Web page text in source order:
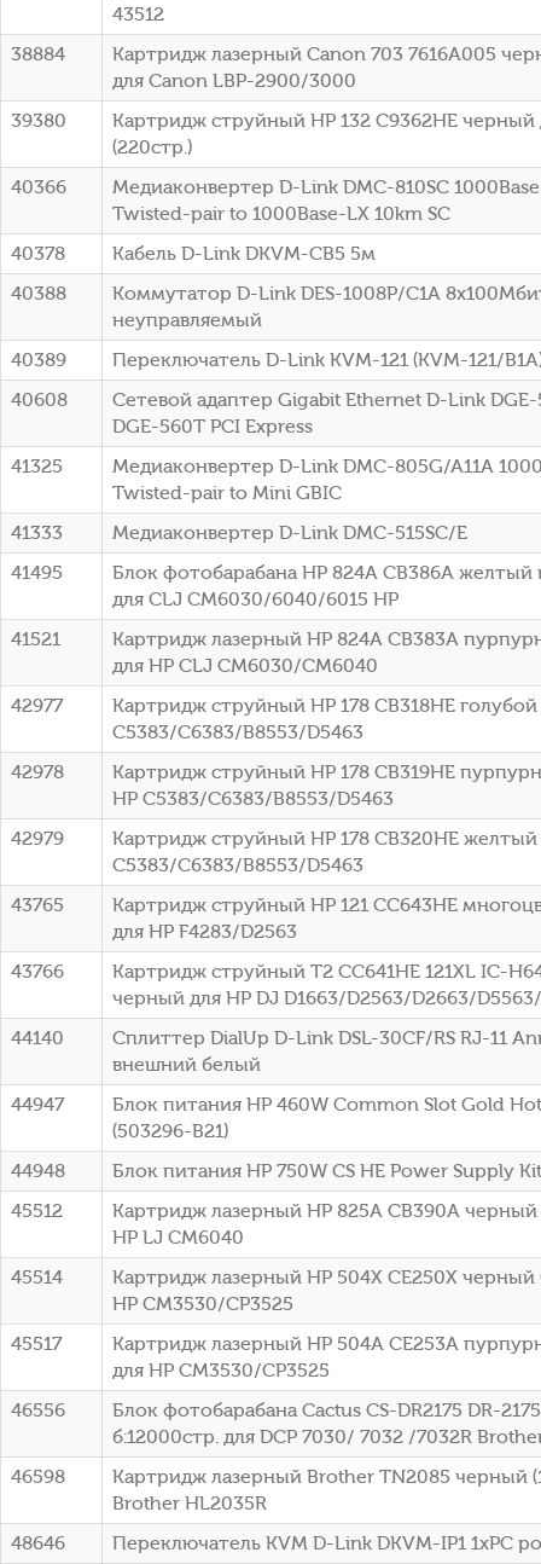
43512
38884
Картридж лазерный Canon 703 7616A005
для Canon LBP-2900/3000
39380
Картридж струйный HP 132 C9362HE черный
(220стр.)
40366
Медиаконвертер D-Link DMC-810SC
Twisted-pair to 1000Base-LX 10km SC
40378
Кабель D-Link DKVM-CB5 5м
40388
Коммутатор D-Link DES-1008P/C1A
неуправляемый
40389
Переключатель D-Link KVM-121 (KVM-121/
40608
Сетевой адаптер Gigabit Ethernet D-Link DGE-
DGE-560T PCI Express
41325
Медиаконвертер D-Link DMC-805G/A11A
Twisted-pair to Mini GBIC
41333
Медиаконвертер D-Link DMC-515SC/E
41495
Блок фотобарабана HP 824A CB386A желтый
для CLJ CM6030/6040/6015 HP
41521
Картридж лазерный HP 824A CB383A
для HP CLJ CM6030/CM6040
42977
Картридж струйный HP 178 CB318HE голубой
C5383/C6383/B8553/D5463
42978
Картридж струйный HP 178 CB319HE
HP C5383/C6383/B8553/D5463
42979
Картридж струйный HP 178 CB320HE желтый
C5383/C6383/B8553/D5463
43765
Картридж струйный HP 121 CC643HE
для HP F4283/D2563
43766
Картридж струйный T2 CC641HE 121XL IC-
черный для HP DJ D1663/D2563/D2663/
44140
Сплиттер DialUp D-Link DSL-30CF/RS RJ-11
внешний белый
44947
Блок питания HP 460W Common Slot Gold
(503296-B21)
44948
Блок питания HP 750W CS HE Power Supply
45512
Картридж лазерный HP 825A CB390A черный
HP LJ CM6040
45514
Картридж лазерный HP 504X CE250X черный
HP CM3530/CP3525
45517
Картридж лазерный HP 504A CE253A
для HP CM3530/CP3525
46556
Блок фотобарабана Cactus CS-DR2175 DR-
б:12000стр. для DCP 7030/ 7032 /7032R
46598
Картридж лазерный Brother TN2085 черный
Brother HL2035R
48646
Переключатель KVM D-Link DKVM-IP1 1xPC